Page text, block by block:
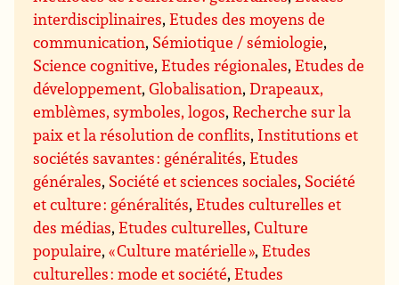
interdisciplinaires,Etudes des moyens de
communication, Sémiotique / sémiologie,
Science cognitive,Etudes régionales,Etudes de
développement,Globalisation,Drapeaux,
emblèmes, symboles, logos,Recherche sur la
paix et la résolution de conflits, Institutions et
sociétés savantes : généralités,Etudes
générales, Société et sciences sociales, Société
et culture : généralités,Etudes culturelles et
des médias,Etudes culturelles,Culture
populaire,« Culture matérielle »,Etudes
culturelles : mode et société,Etudes